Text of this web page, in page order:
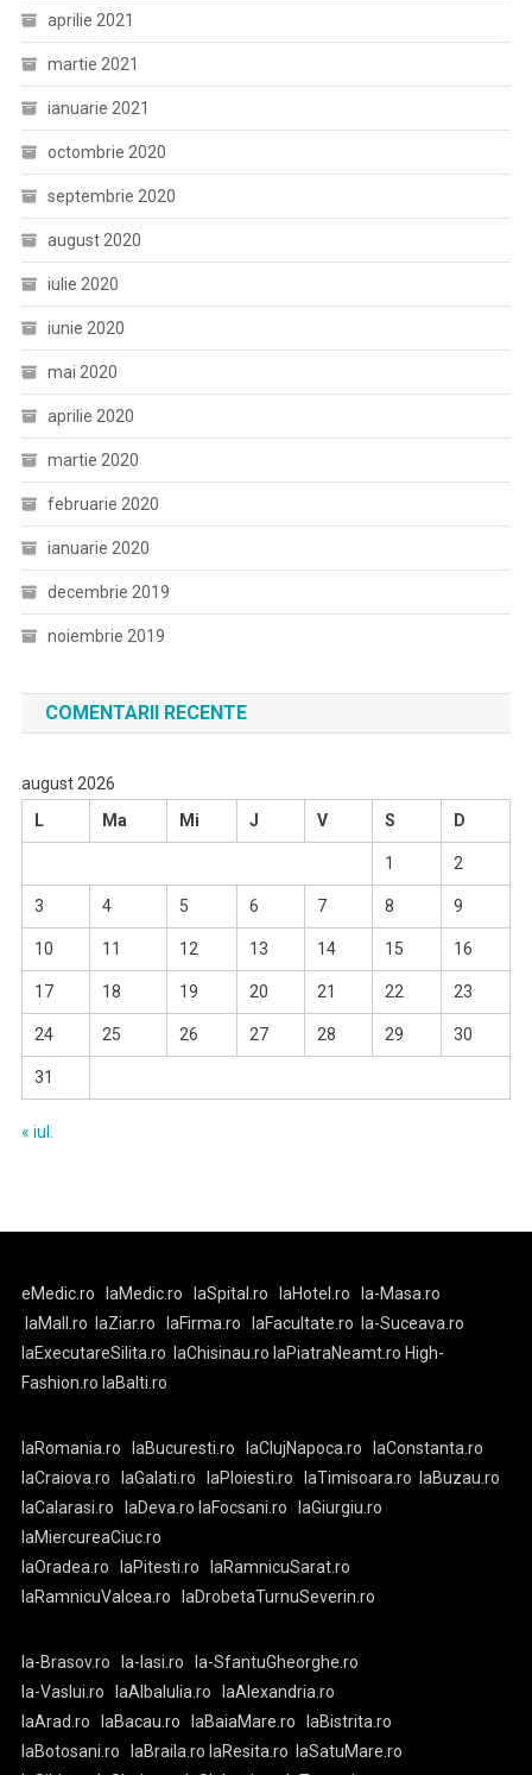
aprilie 2021
martie 2021
ianuarie 2021
octombrie 2020
septembrie 2020
august 2020
iulie 2020
iunie 2020
mai 2020
aprilie 2020
martie 2020
februarie 2020
ianuarie 2020
decembrie 2019
noiembrie 2019
COMENTARII RECENTE
august 2026
L
Ma Mi J V S D
1 2
3 4 5 6 7 8 9
10 11 12 13 14 15 16
17 18 19 20 21 22 23
24 25 26 27 28 29 30
31
« iul.
eMedic.ro laMedic.ro laSpital.ro laHotel.ro
la-Masa.ro
laMall.ro
laZiar.ro laFirma.ro laFacultate.ro
la-Suceava.ro
laExecutareSilita.ro
laChisinau.ro laPiatraNeamt.ro High-
Fashion.ro laBalti.ro
laRomania.ro laBucuresti.ro laClujNapoca.ro
laConstanta.ro
laCraiova.ro
laGalati.ro laPloiesti.ro laTimisoara.ro
laBuzau.ro
laCalarasi.ro
laDeva.ro laFocsani.ro
laGiurgiu.ro
laMiercureaCiuc.ro
laOradea.ro
laPitesti.ro
laRamnicuSarat.ro
laRamnicuValcea.ro
laDrobetaTurnuSeverin.ro
la-Brasov.ro la-Iasi.ro
la-SfantuGheorghe.ro
la-Vaslui.ro
laAlbaIulia.ro
laAlexandria.ro
laArad.ro
laBacau.ro laBaiaMare.ro
laBistrita.ro
laBotosani.ro
laBraila.ro laResita.ro
laSatuMare.ro